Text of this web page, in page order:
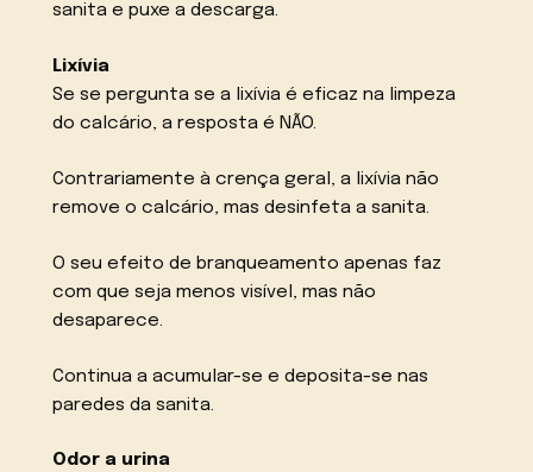
sanita e puxe a descarga.
Lixívia
Se se pergunta se a lixívia é eficaz na limpeza
do calcário, a resposta é NÃO.
Contrariamente à crença geral, a lixívia não
remove o calcário, mas desinfeta a sanita.
O seu efeito de branqueamento apenas faz
com que seja menos visível, mas não
desaparece.
Continua a acumular-se e deposita-se nas
paredes da sanita.
Odor a urina